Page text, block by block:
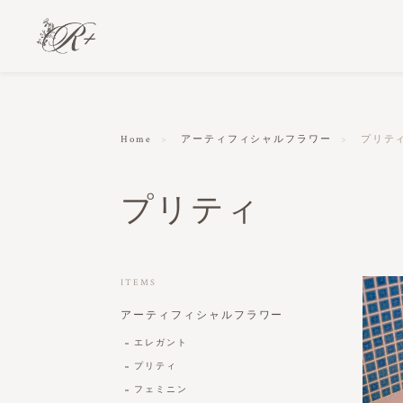
Home アーティフィシャルフラワー プリテ
プリティ
ITEMS
アーティフィシャルフラワー
エレガント
プリティ
フェミニン